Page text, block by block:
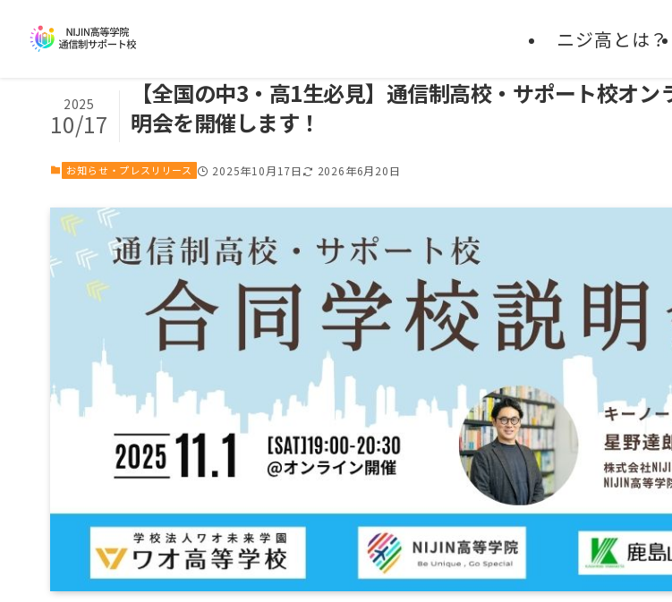
ニジ高とは？
【全国の中3・高1生必見】通信制高校・サポート校オ
明会を開催します！
2025
10/17
お知らせ・プレスリリース 2025年10月17日 2026年6月20日